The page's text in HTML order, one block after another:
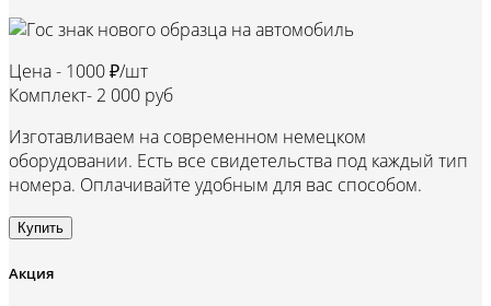
Цена - 1000 ₽/шт
Комплект- 2 000 руб
Изготавливаем на современном немецком
оборудовании. Есть все свидетельства под каждый тип
номера. Оплачивайте удобным для вас способом.
Купить
Акция